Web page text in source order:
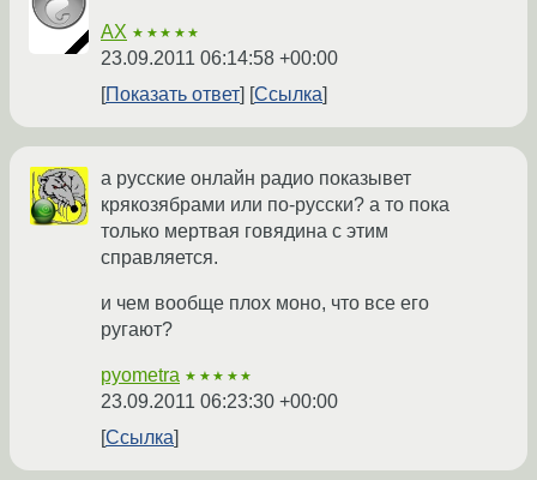
AX ★★★★★
23.09.2011 06:14:58 +00:00
Показать ответ
Ссылка
а русские онлайн радио показывет
крякозябрами или по-русски? а то пока
только мертвая говядина с этим
справляется.
и чем вообще плох моно, что все его
ругают?
pyometra ★★★★★
23.09.2011 06:23:30 +00:00
Ссылка